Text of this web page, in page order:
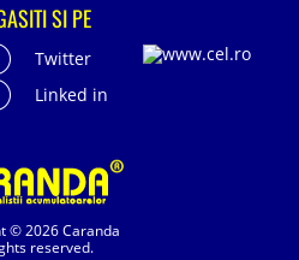
© 2026 Caranda
reserved.
SI PE
Twitter
Linked in